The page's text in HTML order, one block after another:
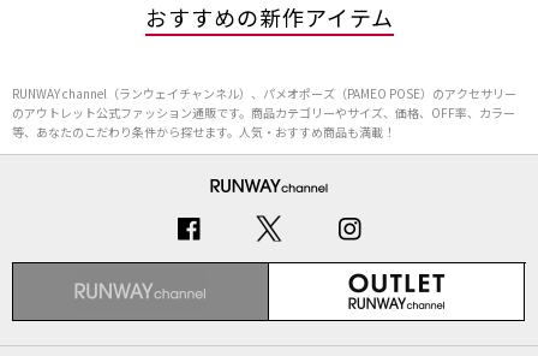
おすすめの新作アイテム
RUNWAY channel（ランウェイチャンネル）、パメオポーズ（PAMEO POSE）のアクセサリー
のアウトレット公式ファッション通販です。商品カテゴリーやサイズ、価格、OFF率、カラー
等、あなたのこだわり条件から探せます。人気・おすすめ商品も満載！